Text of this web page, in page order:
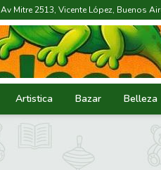
Av Mitre 2513, Vicente López, Buenos
Artistica Bazar Belleza